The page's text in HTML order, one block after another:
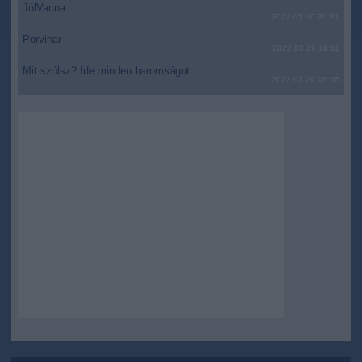
JólVanna
Porvihar
Mit szólsz? Ide minden baromságot...